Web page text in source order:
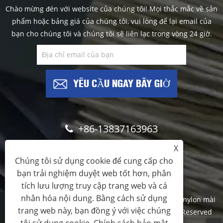
Chào mừng đén với website của chúng tôi! Mọi thắc mắc về sản
phẩm hoặc bảng giá của chúng tôi, vui lòng để lại email của
bạn cho chúng tôi và chúng tôi sẽ liên lạc trong vòng 24 giờ.
YÊU CẦU NGAY BÂY GIỜ
+86-13837163963
info@brushfilaments.com
Copyright © 2023 Filawing Industry Co.,Limited - Sợi nylon mài
mòn, Sợi silicon carbide, Sợi kim cương - All Rights Reserved
X
Chúng tôi sử dụng cookie để cung cấp cho
bạn trải nghiệm duyệt web tốt hơn, phân
tích lưu lượng truy cập trang web và cá
nhân hóa nội dung. Bằng cách sử dụng
trang web này, bạn đồng ý với việc chúng